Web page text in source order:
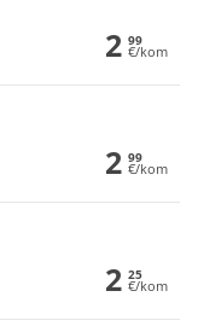
2 99
€/kom
2 99
€/kom
2 25
€/kom